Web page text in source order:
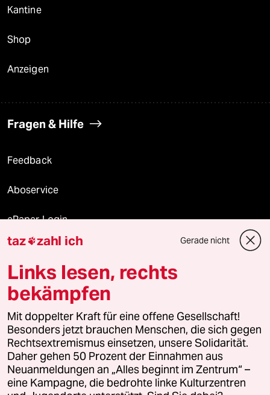
Kantine
Shop
Anzeigen
Fragen & Hilfe
Feedback
Aboservice
ePaper Login
Downloads für Abonnierende
© 2026 taz Verlags und Vertriebs GmbH
Alle Rechte vorbehalten. Bei rechtlichen Fragen oder für Genehmigungen
wenden Sie sich bitte an lizenzen@taz.de
Feedback Redaktionsstatut Kommune-Richtlinien
Leitlinie Informant Datenschutz Impressum AGB
taz zahl ich Gerade nicht
Links lesen, rechts
bekämpfen
Mit doppelter Kraft für eine offene Gesellschaft!
Besonders jetzt brauchen Menschen, die sich gegen
Rechtsextremismus einsetzen, unsere Solidarität.
Daher gehen 50 Prozent der Einnahmen aus
Neuanmeldungen an „Alles beginnt im Zentrum“ –
eine Kampagne, die bedrohte linke Kulturzentren